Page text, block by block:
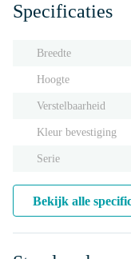
Specificaties
Breedte
Hoogte
Verstelbaarheid
Kleur bevestiging
Serie
Bekijk alle